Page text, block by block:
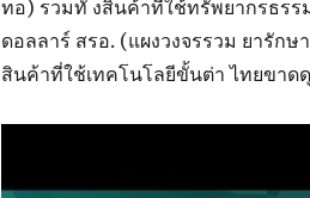
ทอ) รวมทั งสินค้าที่ใช้ทรัพยากรธร
ดอลลาร์ สรอ. (แผงวงจรรวม ยารัก
สินค้าที่ใช้เทคโนโลยีขั้นต่า ไทยขาด